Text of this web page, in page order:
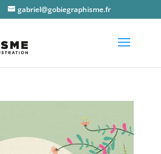
gabriel@gobiegraphisme.fr